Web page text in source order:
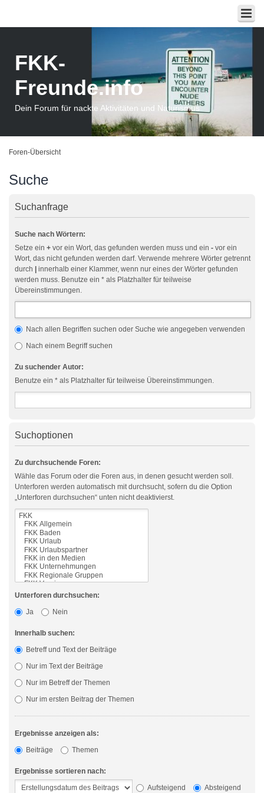
FKK-
Freunde.info
Dein Forum für nackte Aktivitäten und Naturismus
Foren-Übersicht
Suche
Suchanfrage
Suche nach Wörtern:
Setze ein + vor ein Wort, das gefunden werden muss und ein - vor ein
Wort, das nicht gefunden werden darf. Verwende mehrere Wörter getrennt
durch
innerhalb einer Klammer, wenn nur eines der Wörter gefunden
werden muss. Benutze ein * als Platzhalter für teilweise
Übereinstimmungen.
Nach allen Begriffen suchen oder Suche wie angegeben verwenden
Nach einem Begriff suchen
Zu suchender Autor:
Benutze ein * als Platzhalter für teilweise Übereinstimmungen.
Suchoptionen
Zu durchsuchende Foren:
Wähle das Forum oder die Foren aus, in denen gesucht werden soll.
Unterforen werden automatisch mit durchsucht, sofern du die Option
„Unterforen durchsuchen“ unten nicht deaktivierst.
Unterforen durchsuchen:
Ja
Nein
Innerhalb suchen:
Betreff und Text der Beiträge
Nur im Text der Beiträge
Nur im Betreff der Themen
Nur im ersten Beitrag der Themen
Ergebnisse anzeigen als:
Beiträge
Themen
Ergebnisse sortieren nach:
Aufsteigend
Absteigend